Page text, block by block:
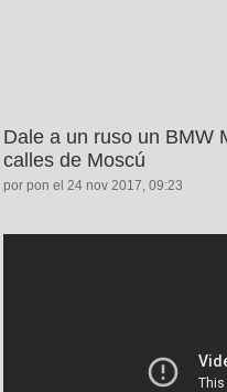
Dale a un ruso un BMW
calles de Moscú
por pon el 24 nov 2017, 09:23